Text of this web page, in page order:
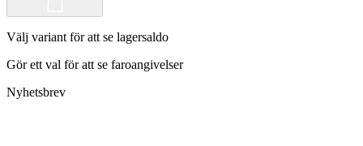
Välj variant för att se lagersaldo
Gör ett val för att se faroangivelser
Nyhetsbrev